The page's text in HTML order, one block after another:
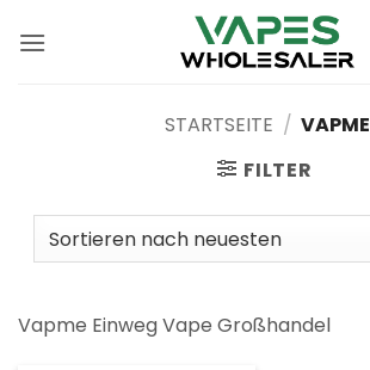
Inhalt
STARTSEITE / VAPME
FILTER
Vapme Einweg Vape Großhandel